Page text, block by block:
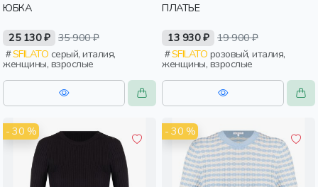
ЮБКА
25 130 ₽ 35 900 ₽
SFILATO
женщины, взрослые
ПЛАТЬЕ
13 930 ₽ 19 900 ₽
SFILATO
женщины, взрослые
- 30 % - 30 %